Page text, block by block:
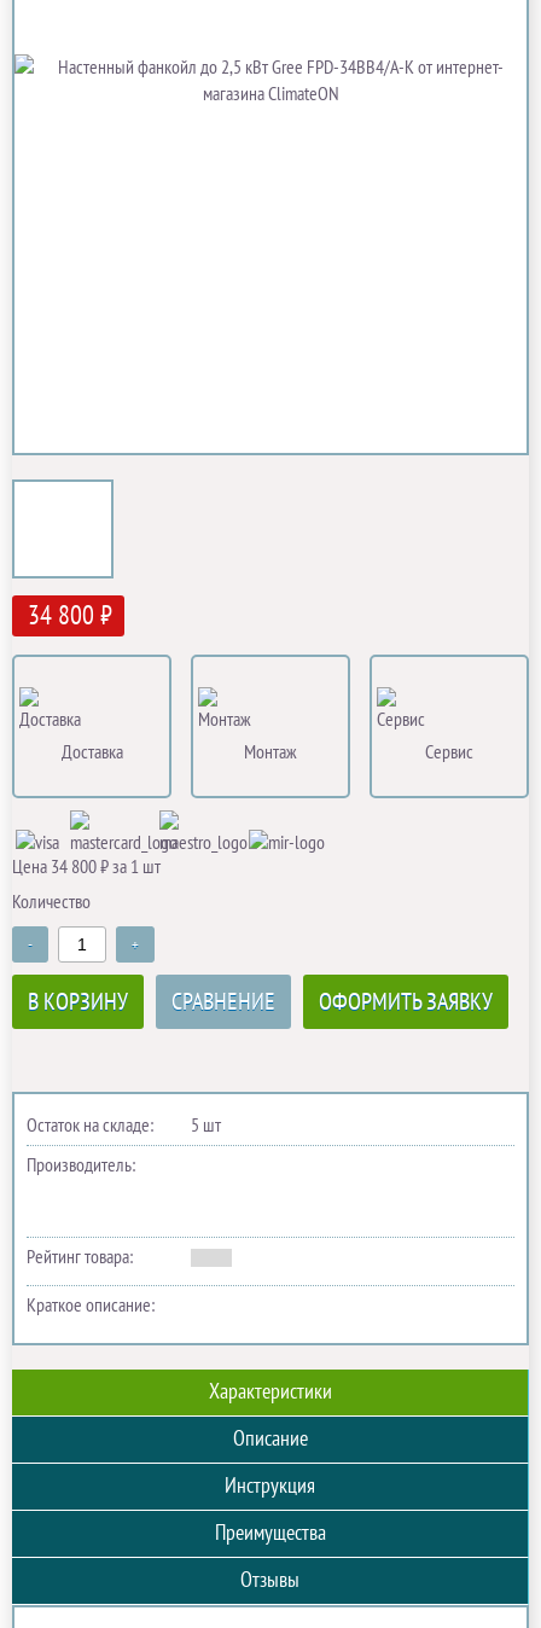
34 800 ₽
Доставка Монтаж Сервис
Цена 34 800 ₽ за 1 шт
Количество
- +
В КОРЗИНУ СРАВНЕНИЕ ОФОРМИТЬ ЗАЯВКУ
Остаток на складе:
5 шт
Производитель:
Рейтинг товара:
Краткое описание:
Характеристики
Описание
Инструкция
Преимущества
Отзывы